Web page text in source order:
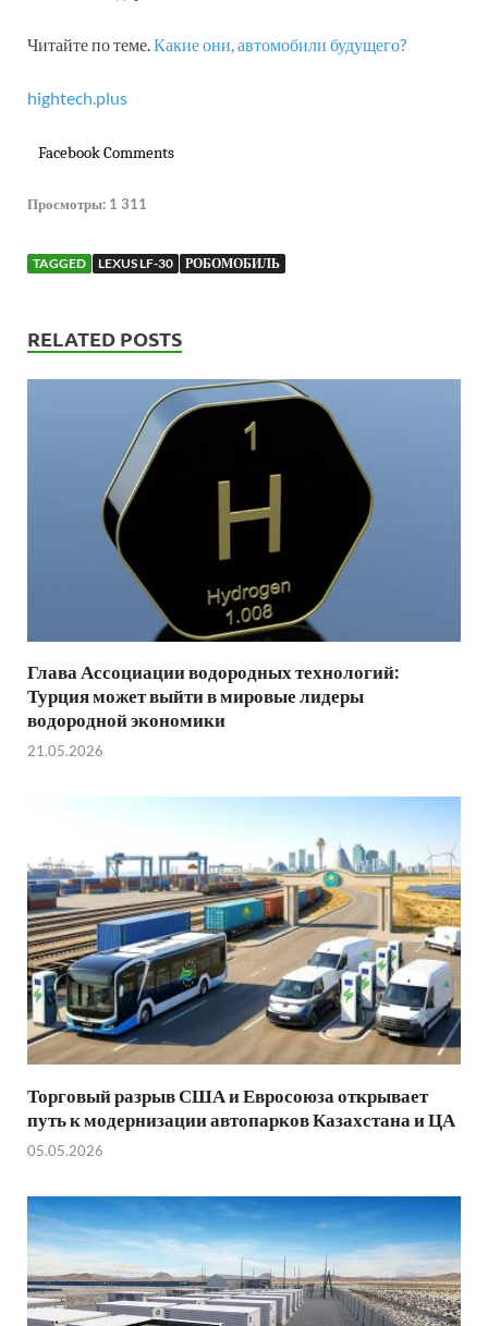
Читайте по теме.Какие они, автомобили будущего?
hightech.plus
Facebook Comments
Просмотры: 1 311
TAGGED LEXUS LF-30 РОБОМОБИЛЬ
RELATED POSTS
Глава Ассоциации водородных технологий:
Турция может выйти в мировые лидеры
водородной экономики
21.05.2026
Торговый разрыв США и Евросоюза открывает
путь к модернизации автопарков Казахстана и ЦА
05.05.2026